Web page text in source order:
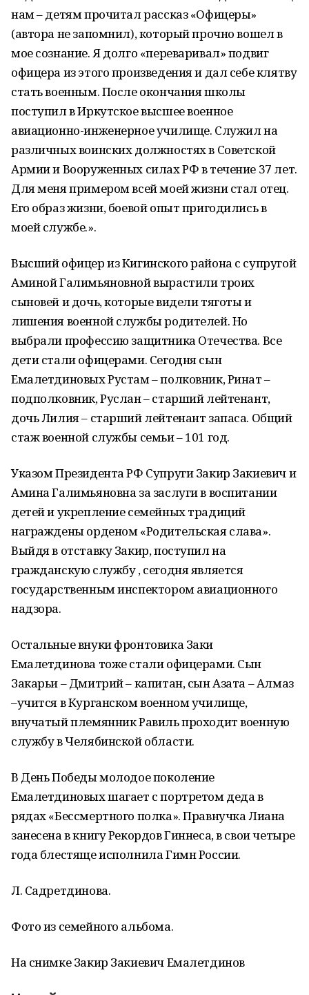
нам – детям прочитал рассказ «Офицеры»
(автора не запомнил), который прочно вошел в
мое сознание. Я долго «переваривал» подвиг
офицера из этого произведения и дал себе клятву
стать военным. После окончания школы
поступил в Иркутское высшее военное
авиационно-инженерное училище. Служил на
различных воинских должностях в Советской
Армии и Вооруженных силах РФ в течение 37 лет.
Для меня примером всей моей жизни стал отец.
Его образ жизни, боевой опыт пригодились в
моей службе.».
Высший офицер из Кигинского района с супругой
Аминой Галимьяновной вырастили троих
сыновей и дочь, которые видели тяготы и
лишения военной службы родителей. Но
выбрали профессию защитника Отечества. Все
дети стали офицерами. Сегодня сын
Емалетдиновых Рустам – полковник, Ринат –
подполковник, Руслан – старший лейтенант,
дочь Лилия – старший лейтенант запаса. Общий
стаж военной службы семьи – 101 год.
Указом Президента РФ Супруги Закир Закиевич и
Амина Галимьяновна за заслуги в воспитании
детей и укрепление семейных традиций
награждены орденом «Родительская слава».
Выйдя в отставку Закир, поступил на
гражданскую службу , сегодня является
государственным инспектором авиационного
надзора.
Остальные внуки фронтовика Заки
Емалетдинова тоже стали офицерами. Сын
Закарьи – Дмитрий – капитан, сын Азата – Алмаз
–учится в Курганском военном училище,
внучатый племянник Равиль проходит военную
службу в Челябинской области.
В День Победы молодое поколение
Емалетдиновых шагает с портретом деда в
рядах «Бессмертного полка». Правнучка Лиана
занесена в книгу Рекордов Гиннеса, в свои четыре
года блестяще исполнила Гимн России.
Л. Садретдинова.
Фото из семейного альбома.
На снимке Закир Закиевич Емалетдинов